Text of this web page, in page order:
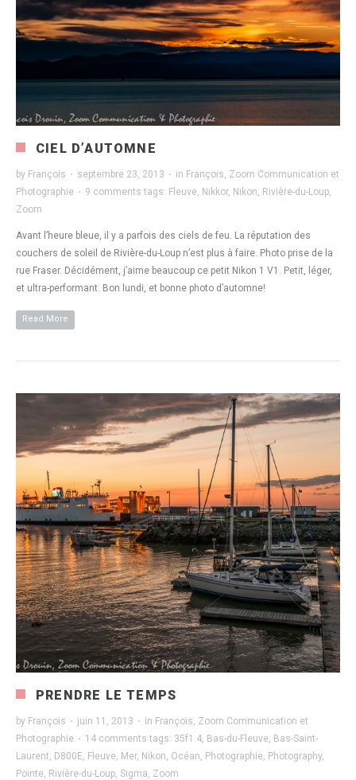
CIEL D’AUTOMNE
by François · septembre 23, 2013 · in François, Zoom Communication et
Photographie · 9 comments tags: Fleuve, Nikkor, Nikon, Rivière-du-Loup,
Zoom
Avant l’heure bleue, il y a parfois des ciels de feu. La réputation des
couchers de soleil de Rivière-du-Loup n’est plus à faire. Photo prise de la
rue Fraser. Décidément, j’aime beaucoup ce petit Nikon 1 V1. Petit, léger,
et ultra-performant. Bon lundi, et bonne photo d’automne!
Read More
PRENDRE LE TEMPS
by François · juin 11, 2013 · in François Zoom Communication et
Photographie · 14 comments tags: 35f1.4 Bas-du-Fleuve Bas-Saint-
Laurent D800E Fleuve Mer, Nikon Océan Photographie Photography,
Pointe Rivière-du-Loup Sigma Zoom